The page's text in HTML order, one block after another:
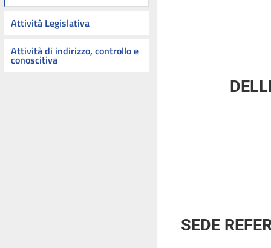
Attività Legislativa
Attività di indirizzo, controllo e
conoscitiva
SEDE